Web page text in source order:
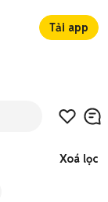
Tải app
Xoá lọc